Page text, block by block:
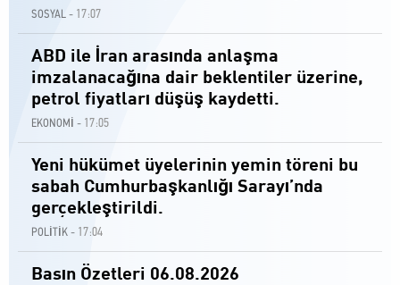
SOSYAL - 17:07
ABD ile İran arasında anlaşma
imzalanacağına dair beklentiler üzerine,
petrol fiyatları düşüş kaydetti.
EKONOMİ - 17:05
Yeni hükümet üyelerinin yemin töreni bu
sabah Cumhurbaşkanlığı Sarayı’nda
gerçekleştirildi.
POLİTİK - 17:04
Basın Özetleri 06.08.2026